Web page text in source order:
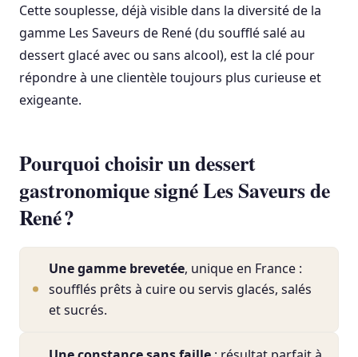
Cette souplesse, déjà visible dans la diversité de la
gamme Les Saveurs de René (du soufflé salé au
dessert glacé avec ou sans alcool), est la clé pour
répondre à une clientèle toujours plus curieuse et
exigeante.
Pourquoi choisir un dessert
gastronomique signé Les Saveurs de
René ?
Une gamme brevetée, unique en France :
soufflés prêts à cuire ou servis glacés, salés
et sucrés.